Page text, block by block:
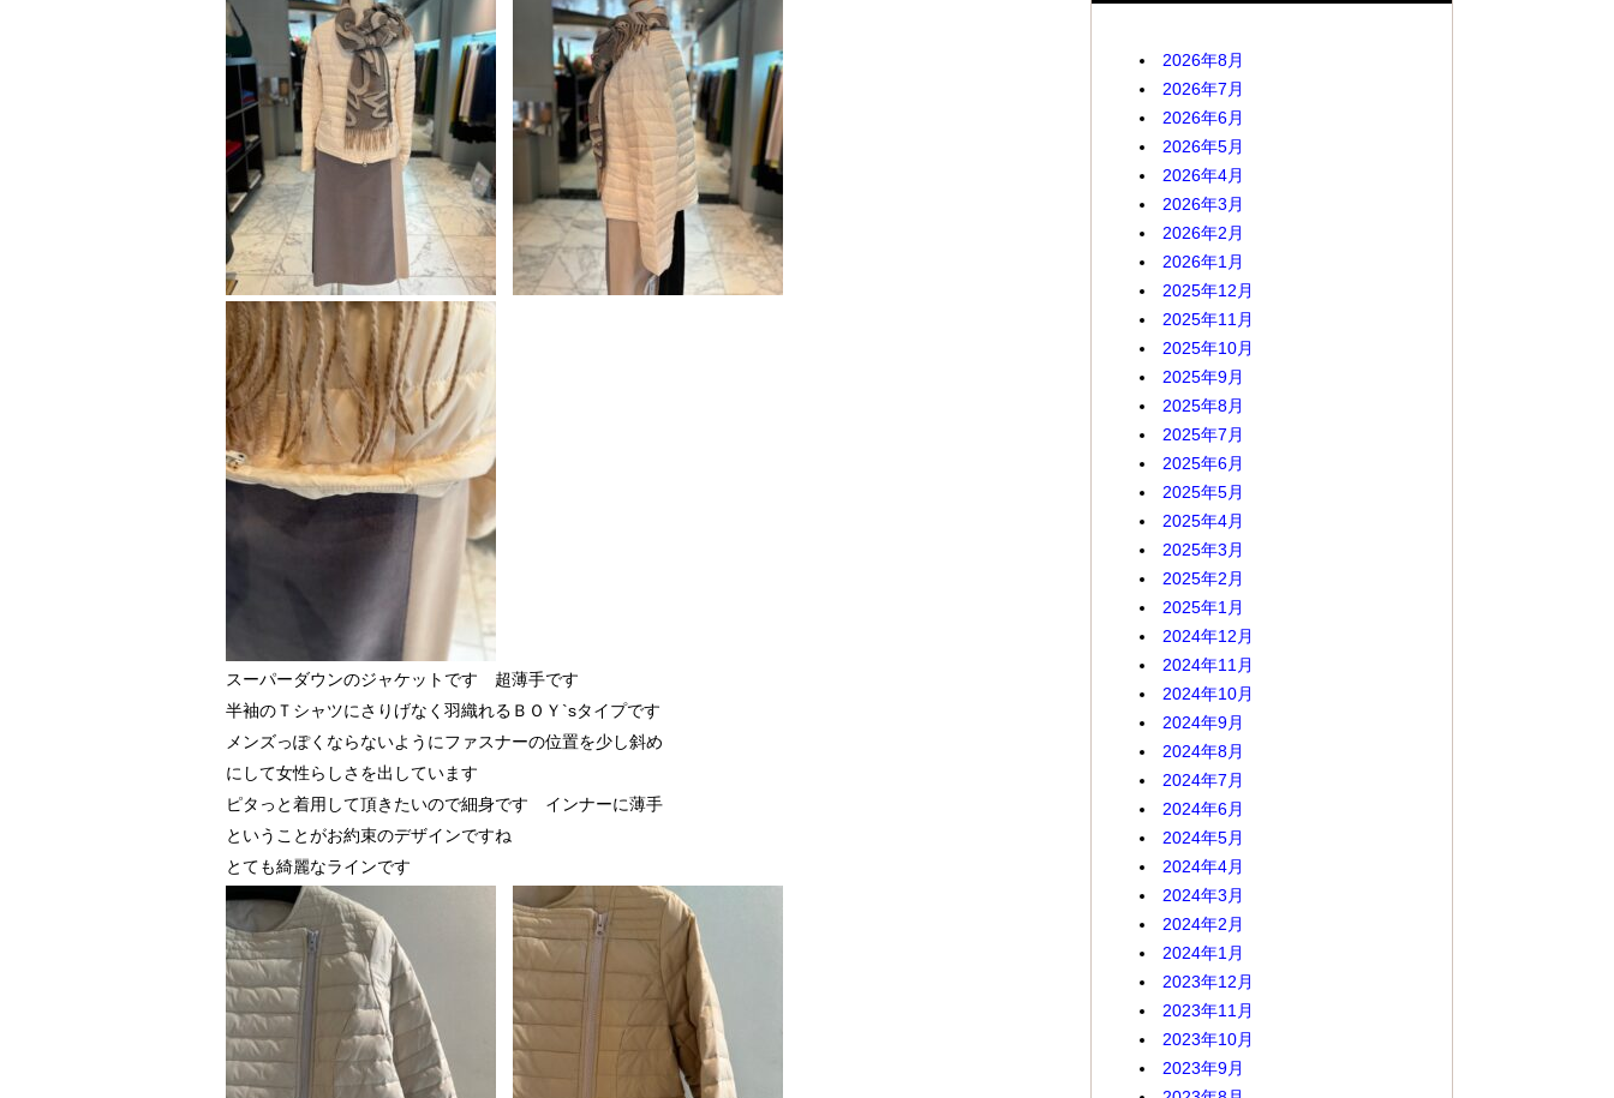
スーパーダウンのジャケットです 超薄手です
半袖のＴシャツにさりげなく羽織れるＢＯＹ`sタイプです
メンズっぽくならないようにファスナーの位置を少し斜め
にして女性らしさを出しています
ピタっと着用して頂きたいので細身です インナーに薄手
ということがお約束のデザインですね
とても綺麗なラインです
2026年8月
2026年7月
2026年6月
2026年5月
2026年4月
2026年3月
2026年2月
2026年1月
2025年12月
2025年11月
2025年10月
2025年9月
2025年8月
2025年7月
2025年6月
2025年5月
2025年4月
2025年3月
2025年2月
2025年1月
2024年12月
2024年11月
2024年10月
2024年9月
2024年8月
2024年7月
2024年6月
2024年5月
2024年4月
2024年3月
2024年2月
2024年1月
2023年12月
2023年11月
2023年10月
2023年9月